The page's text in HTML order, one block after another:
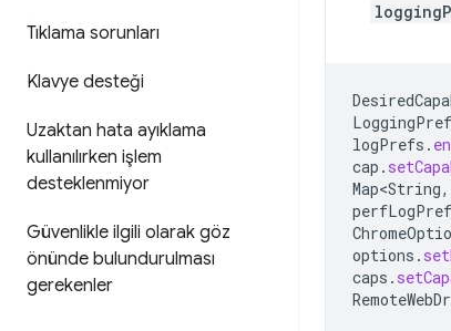
Tıklama sorunları
Klavye desteği
Uzaktan hata ayıklama
kullanılırken işlem
desteklenmiyor
Güvenlikle ilgili olarak göz
önünde bulundurulması
gerekenler
logPrefs .
cap .
Map<String,
options .
caps .